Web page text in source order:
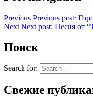
Previous Previous post:
Next Next post: Песня от
Поиск
Search for:
Свежие